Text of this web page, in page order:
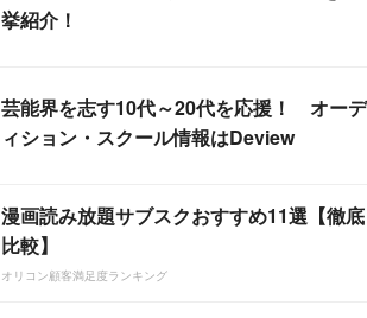
挙紹介！
芸能界を志す10代～20代を応援！ オーデ
ィション・スクール情報はDeview
漫画読み放題サブスクおすすめ11選【徹底
比較】
オリコン顧客満足度ランキング